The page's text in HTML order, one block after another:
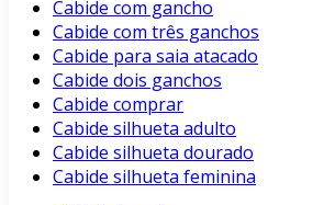
Cabide com gancho
Cabide com três ganchos
Cabide para saia atacado
Cabide dois ganchos
Cabide comprar
Cabide silhueta adulto
Cabide silhueta dourado
Cabide silhueta feminina